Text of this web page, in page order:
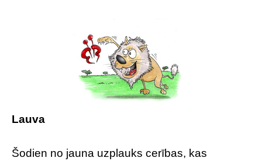
Lauva
Šodien no jauna uzplauks cerības, kas